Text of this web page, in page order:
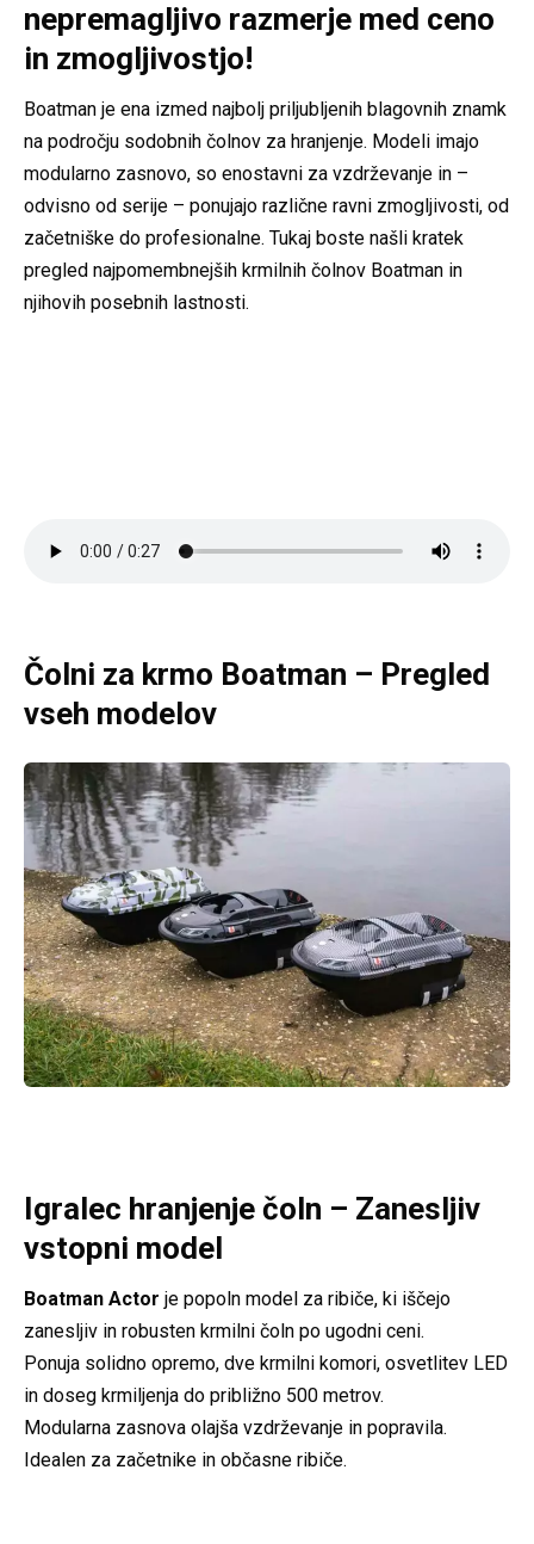
nepremagljivo razmerje med ceno
in zmogljivostjo!
Boatman je ena izmed najbolj priljubljenih blagovnih znamk
na področju sodobnih čolnov za hranjenje. Modeli imajo
modularno zasnovo, so enostavni za vzdrževanje in –
odvisno od serije – ponujajo različne ravni zmogljivosti, od
začetniške do profesionalne. Tukaj boste našli kratek
pregled najpomembnejših krmilnih čolnov Boatman in
njihovih posebnih lastnosti.
Čolni za krmo Boatman – Pregled
vseh modelov
Igralec hranjenje čoln – Zanesljiv
vstopni model
Boatman Actor je popoln model za ribiče, ki iščejo
zanesljiv in robusten krmilni čoln po ugodni ceni.
Ponuja solidno opremo, dve krmilni komori, osvetlitev LED
in doseg krmiljenja do približno 500 metrov.
Modularna zasnova olajša vzdrževanje in popravila.
Idealen za začetnike in občasne ribiče.